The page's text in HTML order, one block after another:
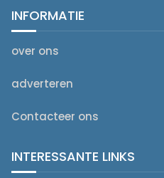
INFORMATIE
over ons
adverteren
Contacteer ons
INTERESSANTE LINKS